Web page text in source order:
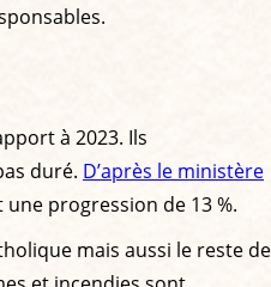
à 2023. Ils
duré. D’après le ministère
progression de 13 %.
mais aussi le reste de